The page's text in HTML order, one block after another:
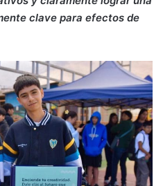
clave para efectos de